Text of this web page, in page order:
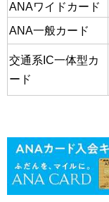
ANAワイドカード
ANA一般カード
交通系IC一体型カ
ード